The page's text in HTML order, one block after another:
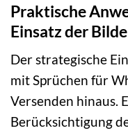
Praktische
Einsatz der
Der strategische
mit Sprüchen für
Versenden hinaus.
Berücksichtigung